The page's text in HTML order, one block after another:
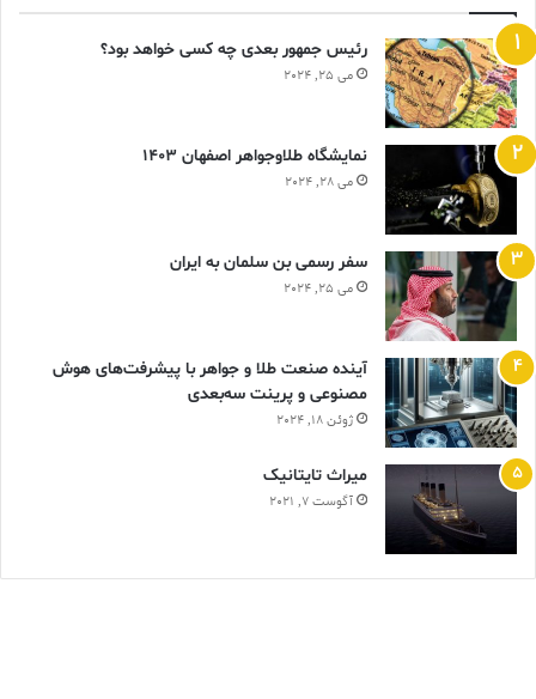
رئیس جمهور بعدی چه کسی خواهد بود؟
می 25, 2024
نمایشگاه طلاوجواهر اصفهان 1403
می 28, 2024
سفر رسمی بن سلمان به ایران
می 25, 2024
آینده صنعت طلا و جواهر با پیشرفت‌های هوش
مصنوعی و پرینت سه‌بعدی
ژوئن 18, 2024
ميراث تايتانيک
آگوست 7, 2021